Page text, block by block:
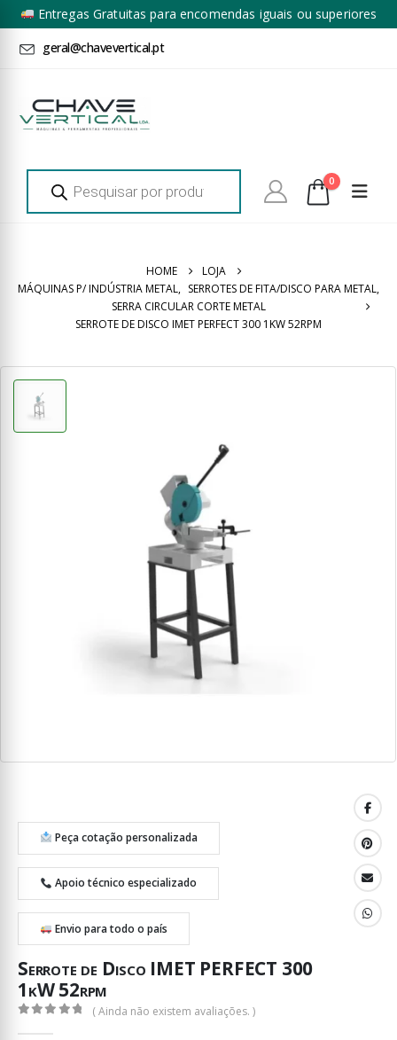
Entregas Gratuitas para encomendas iguais ou superiores
a 100€ + IVA*
geral@chavevertical.pt
Products
search 0
HOME
LOJA
MÁQUINAS P/ INDÚSTRIA METAL, SERROTES DE FITA/DISCO PARA METAL,
SERRA CIRCULAR CORTE METAL
SERROTE DE DISCO IMET PERFECT 300 1KW 52RPM
Peça cotação personalizada
Apoio técnico especializado
Envio para todo o país
Serrote de Disco IMET PERFECT 300
1kW 52rpm
( Ainda não existem avaliações. )